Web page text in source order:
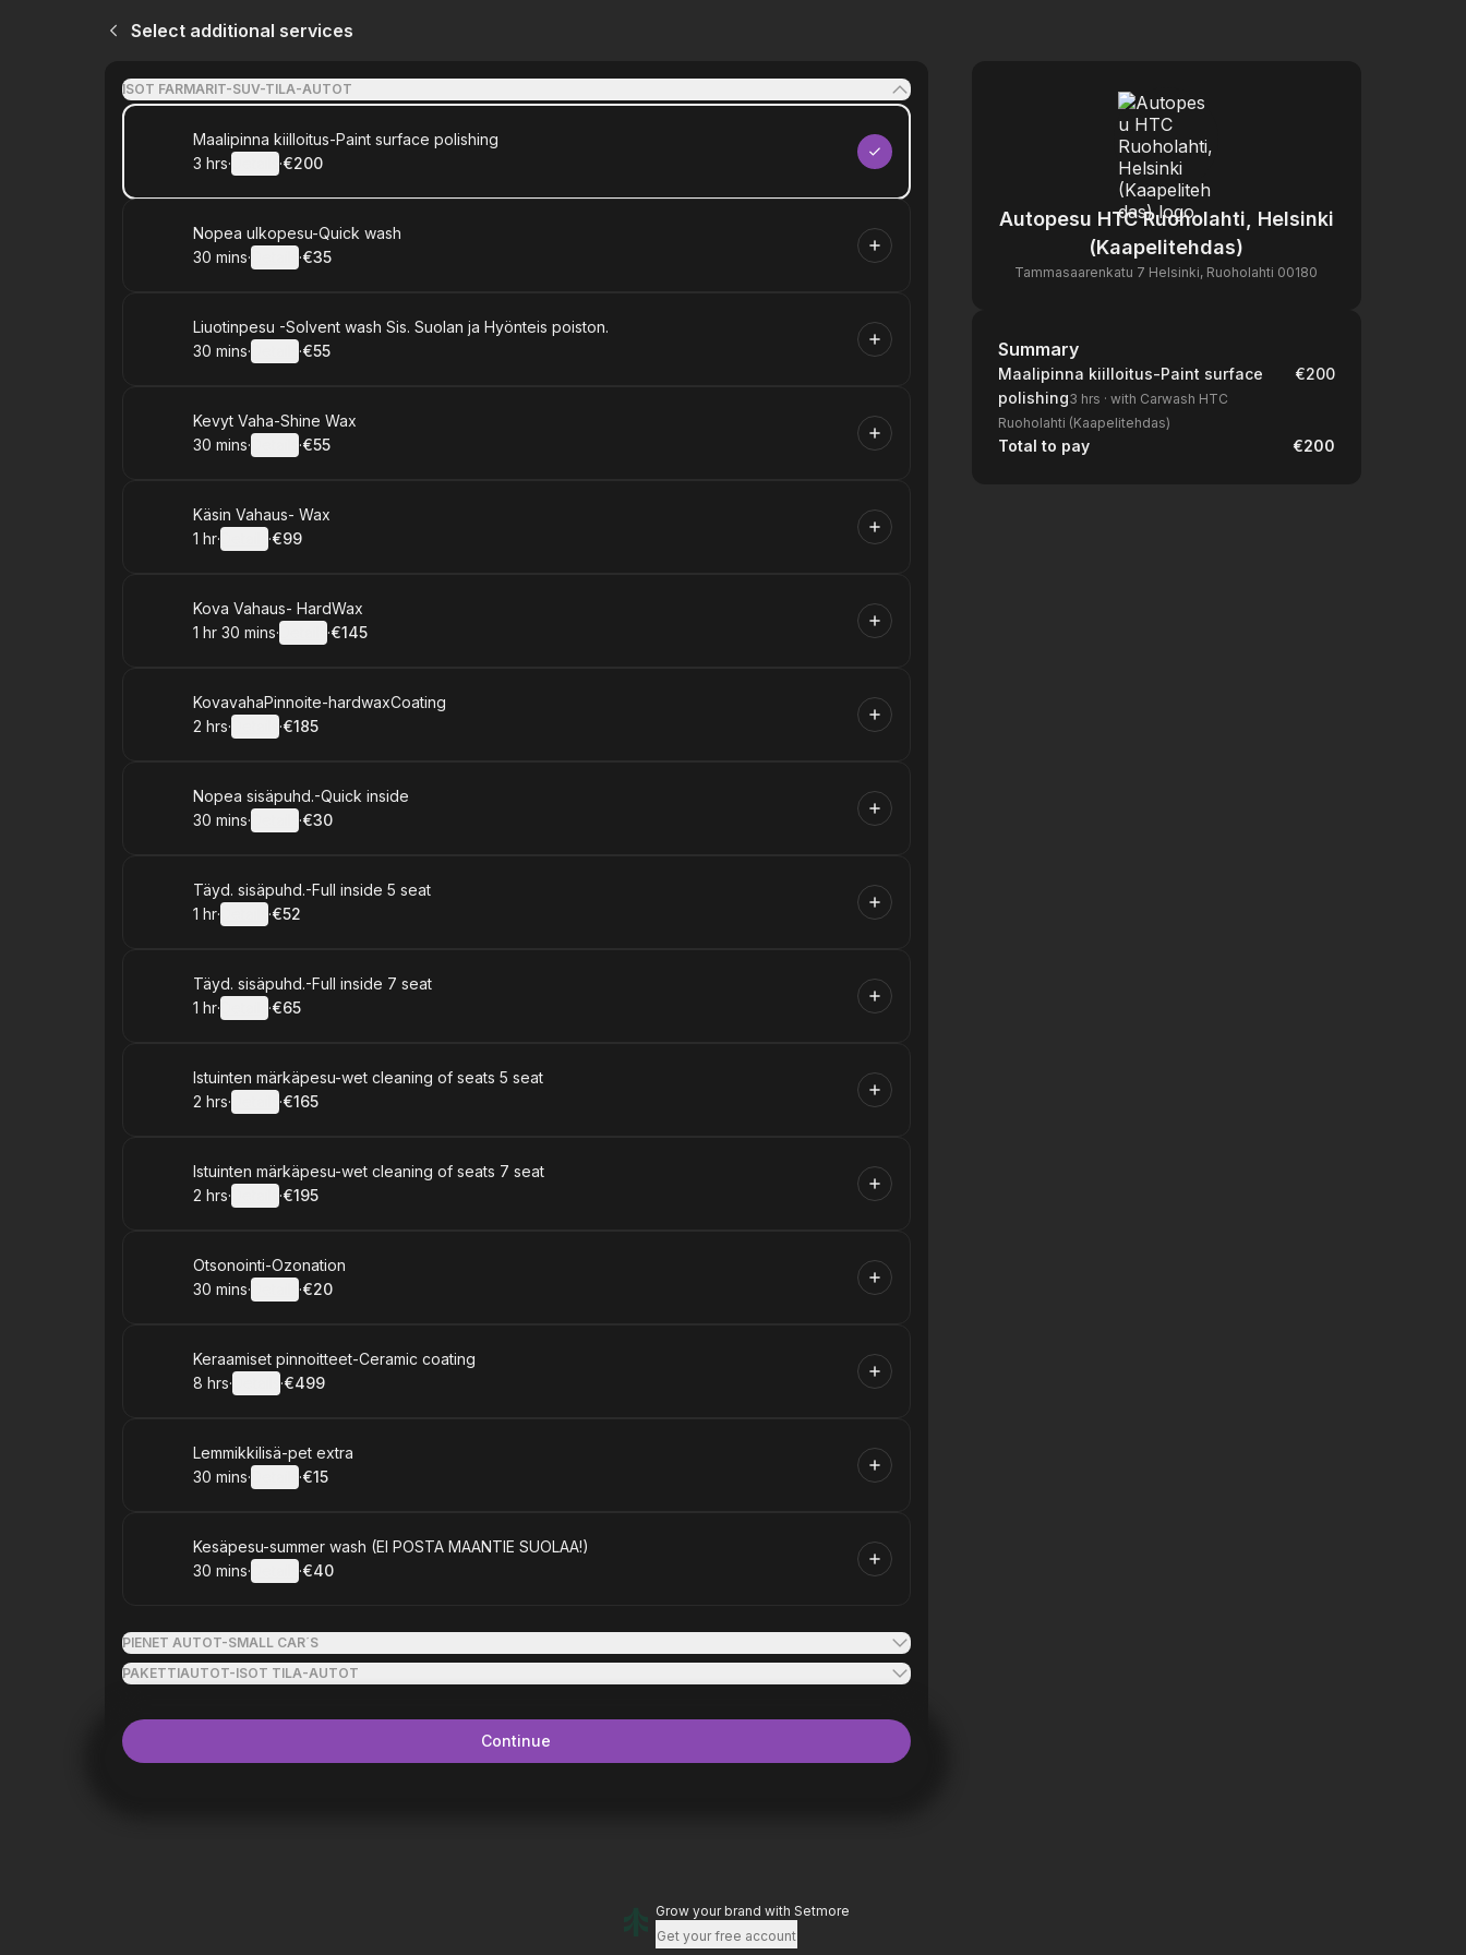
Select additional services
ISOT FARMARIT-SUV-TILA-AUTOT
Book
Maalipinna kiilloitus-Paint surface polishing
. Duration:
3 hrs· ·
.Price
€200
Book
Nopea ulkopesu-Quick wash
.Duration:
30 mins· ·
.Price
€35
Book
Liuotinpesu -Solvent wash Sis. Suolan ja Hyönteis poiston.
.Duration:
30 mins· ·
.Price
€55
Book
Kevyt Vaha-Shine Wax
.Duration:
30 mins· ·
.Price
€55
Book
Käsin Vahaus- Wax
. Duration :
1 hr· ·
.Price
€99
Book
Kova Vahaus- HardWax
. Duration:
1 hr 30 mins· ·
.Price
€145
Book
KovavahaPinnoite-hardwaxCoating
. Duration:
2 hrs· ·
.Price
€185
Book
Nopea sisäpuhd.-Quick inside
.Duration:
30 mins· ·
.Price
€30
Book
Täyd. sisäpuhd.-Full inside 5 seat
. Duration :
1 hr· ·
.Price
€52
Book
Täyd. sisäpuhd.-Full inside 7 seat
. Duration :
1 hr· ·
.Price
€65
Book
Istuinten märkäpesu-wet cleaning of seats 5 seat
. Duration:
2 hrs· ·
.Price
€165
Book
Istuinten märkäpesu-wet cleaning of seats 7 seat
. Duration:
2 hrs· ·
.Price
€195
Book
Otsonointi-Ozonation
.Duration:
30 mins· ·
.Price
€20
Book
Keraamiset pinnoitteet-Ceramic coating
. Duration:
8 hrs· ·
.Price
€499
Book
Lemmikkilisä-pet extra
.Duration:
30 mins· ·
.Price
€15
Book
Kesäpesu-summer wash (EI POSTA MAANTIE SUOLAA!)
.Duration:
30 mins· ·
.Price
€40
PIENET AUTOT-SMALL CAR´S
PAKETTIAUTOT-ISOT TILA-AUTOT
Autopesu HTC Ruoholahti, Helsinki
(Kaapelitehdas)
Tammasaarenkatu 7 Helsinki, Ruoholahti 00180
Summary
Summary
Maalipinna kiilloitus-Paint surface
polishing3 hrs · with Carwash HTC
Ruoholahti (Kaapelitehdas)
€200
Total to pay €200
Continue
Grow your brand with Setmore
Get your free account